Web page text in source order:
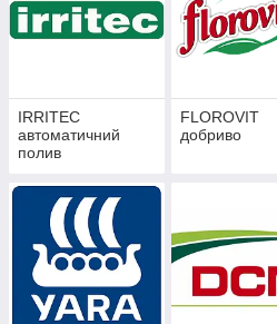
IRRITEC
автоматичний
полив
FLOROVIT
добриво